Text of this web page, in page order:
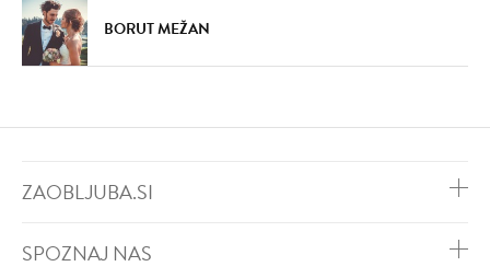
BORUT MEŽAN
ZAOBLJUBA.SI
SPOZNAJ NAS